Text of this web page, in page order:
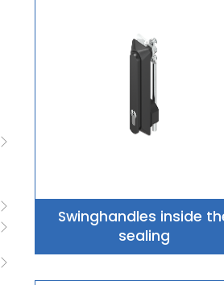
Swinghandles inside
sealing